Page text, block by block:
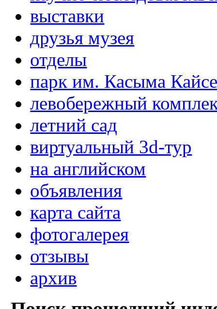
выставки
друзья музея
отделы
парк им. Касыма
левобережный
летний сад
виртуальный 3d-тур
на английском
объявления
карта сайта
фотогалерея
отзывы
архив